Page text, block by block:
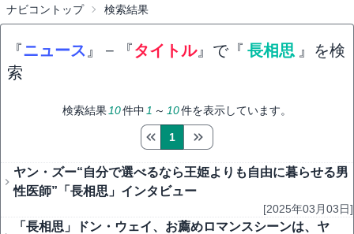
ナビコントップ 検索結果
『ニュース 』 − 『タイトル』で『 長相思 』を検
索
検索結果 10件中 1 ～ 10件を表示しています。
1
ヤン・ズー“自分で選べるなら王姫よりも自由に暮らせる男
性医師”「長相思」インタビュー
[2025年03月03日]
「長相思」ドン・ウェイ、お薦めロマンスシーンは、ヤ